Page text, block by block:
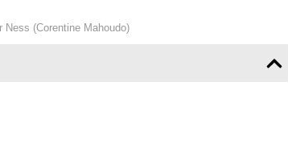
Ness (Corentine Mahoudo)